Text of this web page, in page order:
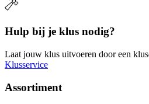
Hulp bij je klus nodig?
Laat jouw klus uitvoeren door een
Klusservice
Assortiment